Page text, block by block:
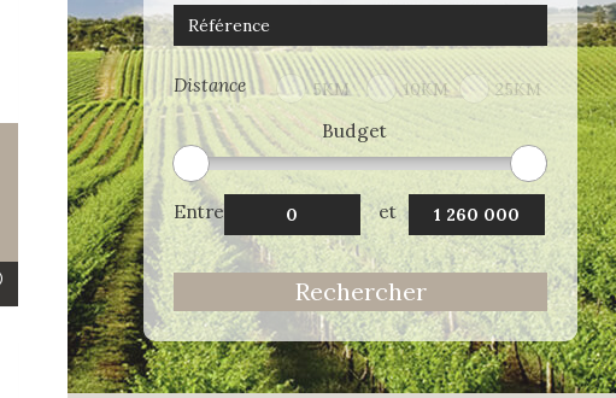
Distance 5KM 10KM 25KM
Budget
Entre et
Rechercher